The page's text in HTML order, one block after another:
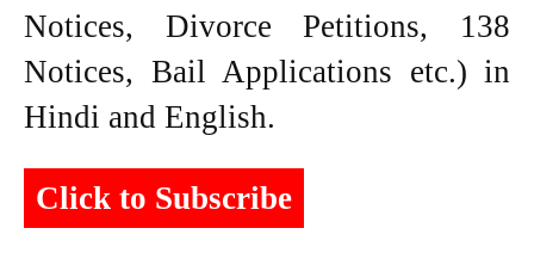
Notices, Divorce Petitions, 138
Notices, Bail Applications etc.) in
Hindi and English.
Click to Subscribe